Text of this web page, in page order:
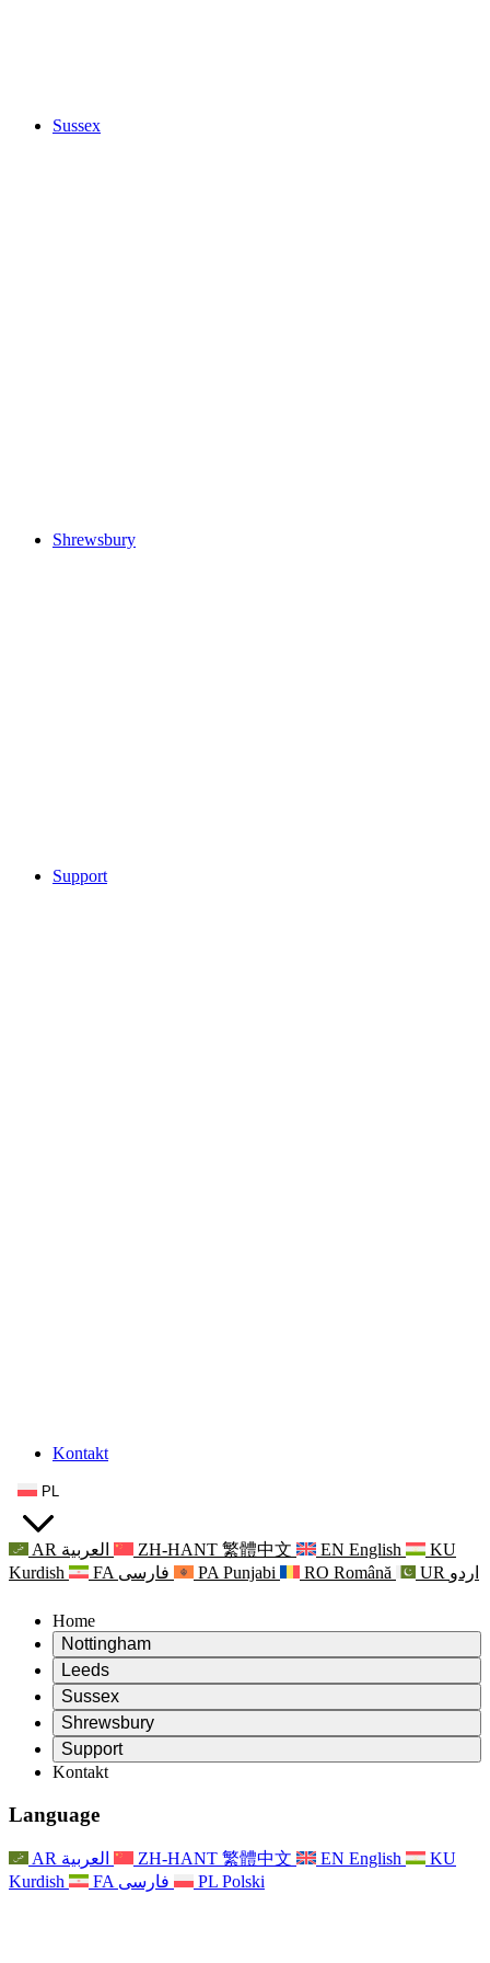
Sussex
Shrewsbury
Support
Kontakt
PL
AR العربية ZH-HANT 繁體中文 EN English
KU
Kurdish
FA فارسی PA Punjabi RO Română UR اردو
Home
Nottingham
Review
Przewodniczący Przeglądu
Niezależny zespół recenzentów
Zakres uprawnień
Raport końcowy z niezależnego przeglądu
Często zadawane pytania
Proces przekazywania informacji zwrotnych przez rodzinę
Biuletyny informacyjne
Opt Out
Leeds
Review
Przewodniczący Przeglądu
Niezależny zespół recenzentów
Zakres wymagań i obowiązków
Kontakt
Wsparcie psychologiczne dla rodzin
Aktualizacje dla rodzin
Zdarzenia
For Staff
Wsparcie dla personelu
Sussex
Review
Przewodniczący Przeglądu
Niezależny zespół recenzentów
Zakres uprawnień
For Families
Aktualizacje dla rodzin
Zdarzenia
Shrewsbury
Review
Zakres zadań w zakresie oceny macierzyństwa
Raport końcowy z niezależnego przeglądu
Pierwszy raport z niezależnego przeglądu
For Families
Aktualizacje
Support
Leeds
Nottingham
Rodzinna Służba Wsparcia Psychologicznego
Wsparcie w sytuacjach kryzysowych związanych ze
zdrowiem psychicznym
Usługi regionalne Nottingham
Kontakt
Language
AR العربية ZH-HANT 繁體中文 EN English
KU
Kurdish
FA فارسی PL Polski